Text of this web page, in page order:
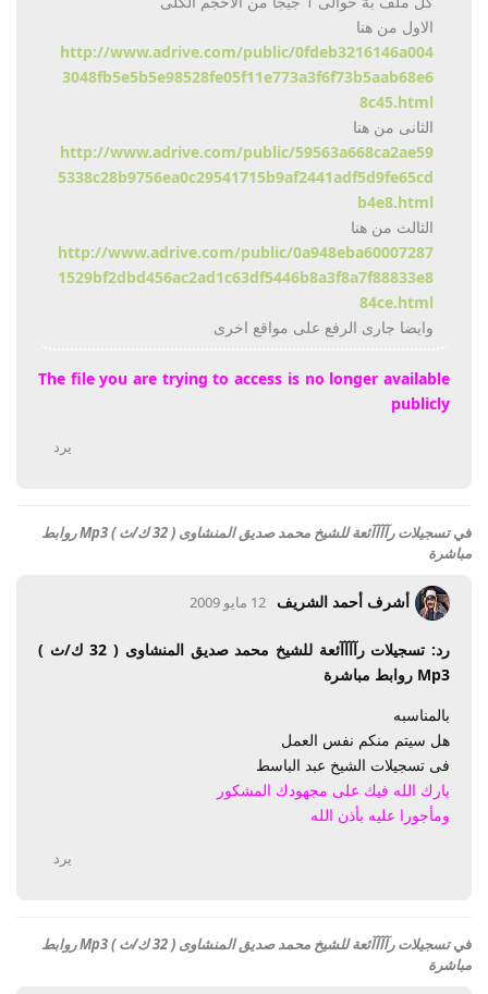
الاول من هنا
http://www.adrive.com/public/0fdeb3216146a004
3048fb5e5b5e98528fe05f11e773a3f6f73b5aab68e6
8c45.html
الثانى من هنا
http://www.adrive.com/public/59563a668ca2ae59
5338c28b9756ea0c29541715b9af2441adf5d9fe65cd
b4e8.html
الثالث من هنا
http://www.adrive.com/public/0a948eba60007287
1529bf2dbd456ac2ad1c63df5446b8a3f8a7f88833e8
84ce.html
وايضا جارى الرفع على مواقع اخرى
The file you are trying to access is no longer available
publicly
يرد
في
تسجيلات رآآآآئعة للشيخ محمد صديق المنشاوى ( 32 ك/ث ) Mp3 روابط
مباشرة
أشرف أحمد الشريف 12 مايو 2009
رد: تسجيلات رآآآآئعة للشيخ محمد صديق المنشاوى ( 32 ك/ث )
Mp3 روابط مباشرة
بالمناسبه
هل سيتم منكم نفس العمل
فى تسجيلات الشيخ عبد الباسط
بارك الله فيك على مجهودك المشكور
ومأجورا عليه بأذن الله
يرد
في
تسجيلات رآآآآئعة للشيخ محمد صديق المنشاوى ( 32 ك/ث ) Mp3 روابط
مباشرة